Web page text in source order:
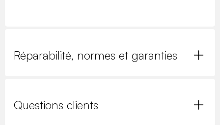
Réparabilité, normes et garanties
Questions clients